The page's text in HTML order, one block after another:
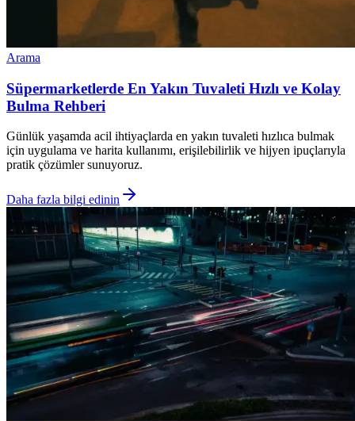
Arama
Süpermarketlerde En Yakın Tuvaleti Hızlı ve Kolay
Bulma Rehberi
Günlük yaşamda acil ihtiyaçlarda en yakın tuvaleti hızlıca bulmak
için uygulama ve harita kullanımı, erişilebilirlik ve hijyen ipuçlarıyla
pratik çözümler sunuyoruz.
Daha fazla bilgi edinin